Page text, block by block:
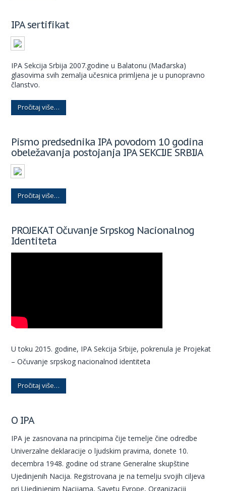
IPA sertifikat
IPA Sekcija Srbija 2007.godine u Balatonu (Mađarska)
glasovima svih zemalja učesnica primljena je u punopravno
članstvo.
Pročitaj više…
Pismo predsednika IPA povodom 10 godina
obeležavanja postojanja IPA SEKCIJE SRBIJA
Pročitaj više…
PROJEKAT Očuvanje Srpskog Nacionalnog
Identiteta
U toku 2015. godine, IPA Sekcija Srbije, pokrenula je Projekat
– Očuvanje srpskog nacionalnod identiteta
Pročitaj više…
O IPA
IPA je zasnovana na principima čije temelje čine odredbe
Univerzalne deklaracije o ljudskim pravima, donete 10.
decembra 1948. godine od strane Generalne skupštine
Ujedinjenih Nacija. Registrovana je na temelju svojih ciljeva
pri Ujedinjenim Nacijama, Savetu Evrope, Organizaciji